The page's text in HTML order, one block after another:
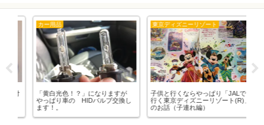
りますが
ルブ交換し
東京ディズニーリゾート
子供と行くならやっぱり「JALで
行く東京ディズニーリゾート(R)」
大分県
アフリカンサファリキャンプ場
（TeePee)2021年リニューアル
す。（予約日も）